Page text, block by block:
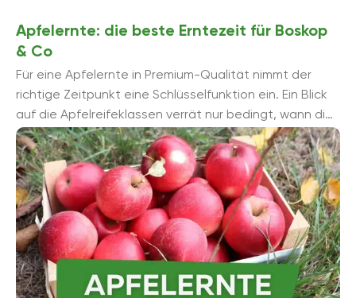
Apfelernte: die beste Erntezeit für Boskop
& Co
Für eine Apfelernte in Premium-Qualität nimmt der
richtige Zeitpunkt eine Schlüsselfunktion ein. Ein Blick
auf die Apfelreifeklassen verrät nur bedingt, wann die
Erntezeit beginnt für ...